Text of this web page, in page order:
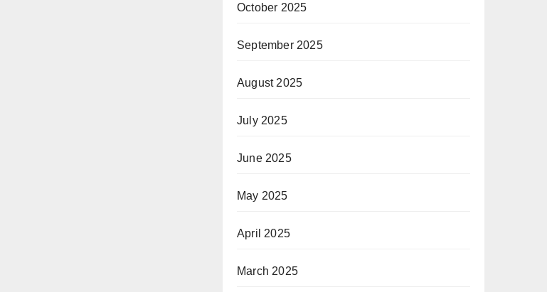
October 2025
September 2025
August 2025
July 2025
June 2025
May 2025
April 2025
March 2025